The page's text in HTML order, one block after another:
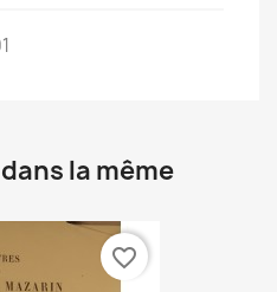
la même
favorite_border